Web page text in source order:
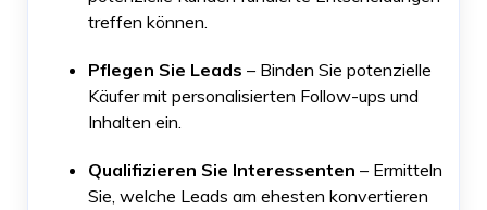
treffen können.
Pflegen Sie Leads – Binden Sie potenzielle
Käufer mit personalisierten Follow-ups und
Inhalten ein.
Qualifizieren Sie Interessenten – Ermitteln
Sie, welche Leads am ehesten konvertieren